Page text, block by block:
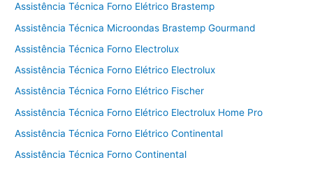
Assistência Técnica Forno Elétrico Brastemp
Assistência Técnica Microondas Brastemp Gourmand
Assistência Técnica Forno Electrolux
Assistência Técnica Forno Elétrico Electrolux
Assistência Técnica Forno Elétrico Fischer
Assistência Técnica Forno Elétrico Electrolux Home Pro
Assistência Técnica Forno Elétrico Continental
Assistência Técnica Forno Continental